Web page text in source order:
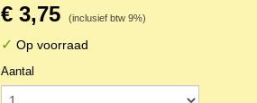
€ 3,75 (inclusief btw 9%)
✓ Op voorraad
Aantal